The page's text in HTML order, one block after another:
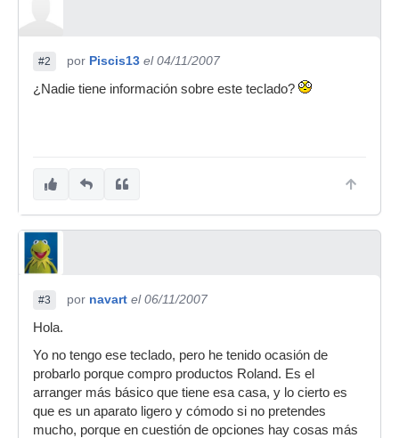
#2 por Piscis13 el 04/11/2007
¿Nadie tiene información sobre este teclado?
#3 por navart el 06/11/2007
Hola.
Yo no tengo ese teclado, pero he tenido ocasión de
probarlo porque compro productos Roland. Es el
arranger más básico que tiene esa casa, y lo cierto es
que es un aparato ligero y cómodo si no pretendes
mucho, porque en cuestión de opciones hay cosas más